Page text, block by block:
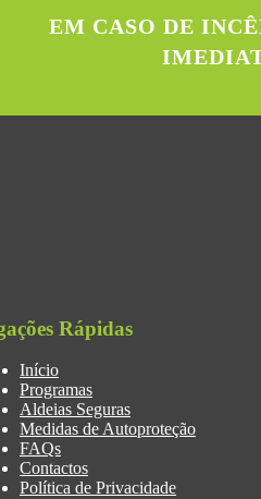
EM CASO DE
Rápidas
Início
Programas
Aldeias Seguras
Medidas de Autoproteção
FAQs
Contactos
Política de Privacidade